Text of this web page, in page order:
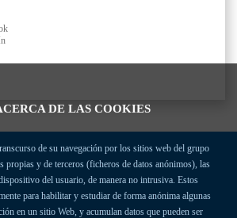
DE LAS COOKIES
de su navegación por los sitios web del grupo
propias y de terceros (ficheros de datos anónimos), las
del usuario, de manera no intrusiva. Estos
para habilitar y estudiar de forma anónima algunas
en un sitio Web, y acumulan datos que pueden ser